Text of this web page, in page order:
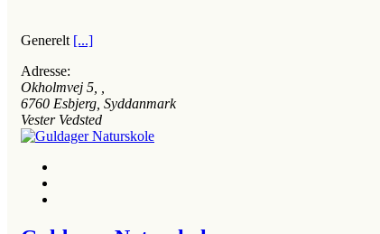
Generelt [...]
Adresse:
Okholmvej 5
6760 Esbjerg, Syddanmark
Vester Vedsted